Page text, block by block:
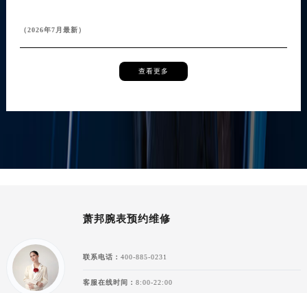
（2026年7月最新）
查看更多
萧邦腕表预约维修
联系电话： 400-885-0231
客服在线时间： 8:00-22:00